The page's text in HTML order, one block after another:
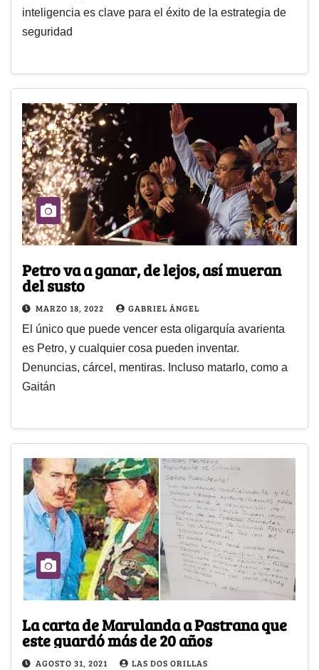
inteligencia es clave para el éxito de la estrategia de
seguridad
Petro va a ganar, de lejos, así mueran
del susto
MARZO 18, 2022 GABRIEL ÁNGEL
El único que puede vencer esta oligarquía avarienta
es Petro, y cualquier cosa pueden inventar.
Denuncias, cárcel, mentiras. Incluso matarlo, como a
Gaitán
La carta de Marulanda a Pastrana que
este guardó más de 20 años
AGOSTO 31, 2021 LAS DOS ORILLAS